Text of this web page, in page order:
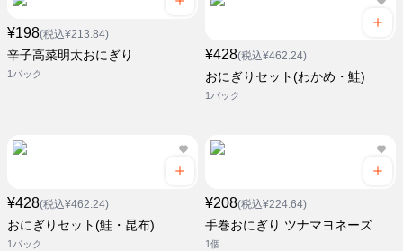
¥198(税込¥213.84)
辛子高菜明太おにぎり
1パック
¥428(税込¥462.24)
おにぎりセット(わかめ・鮭)
1パック
¥428(税込¥462.24)
おにぎりセット(鮭・昆布)
1パック
¥208(税込¥224.64)
手巻おにぎり ツナマヨネーズ
1個